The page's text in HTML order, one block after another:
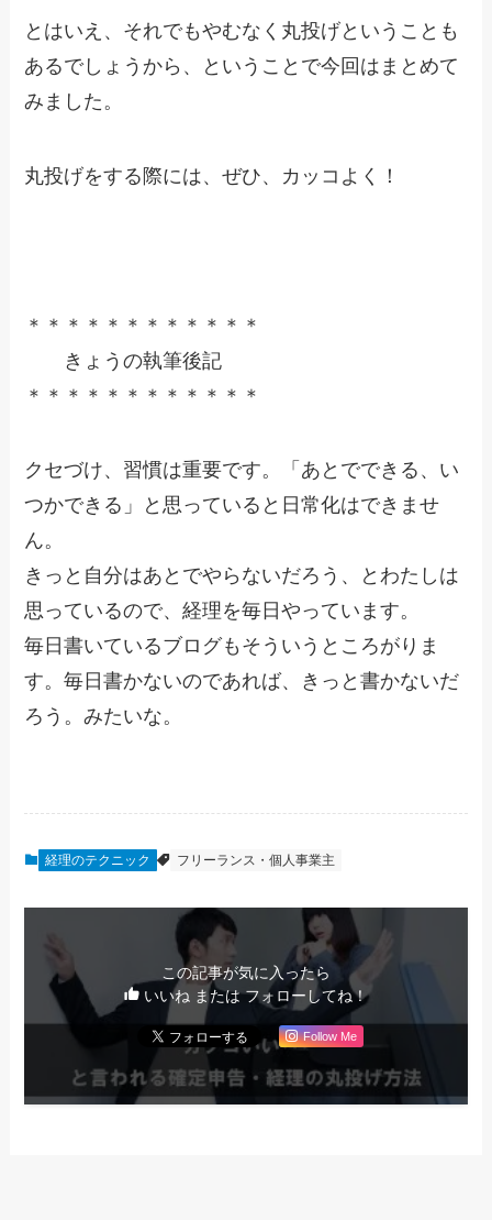
とはいえ、それでもやむなく丸投げということも
あるでしょうから、ということで今回はまとめて
みました。
丸投げをする際には、ぜひ、カッコよく！
＊＊＊＊＊＊＊＊＊＊＊＊
きょうの執筆後記
＊＊＊＊＊＊＊＊＊＊＊＊
クセづけ、習慣は重要です。「あとでできる、い
つかできる」と思っていると日常化はできませ
ん。
きっと自分はあとでやらないだろう、とわたしは
思っているので、経理を毎日やっています。
毎日書いているブログもそういうところがりま
す。毎日書かないのであれば、きっと書かないだ
ろう。みたいな。
経理のテクニック フリーランス・個人事業主
この記事が気に入ったら
いいね または フォローしてね！
Follow Me